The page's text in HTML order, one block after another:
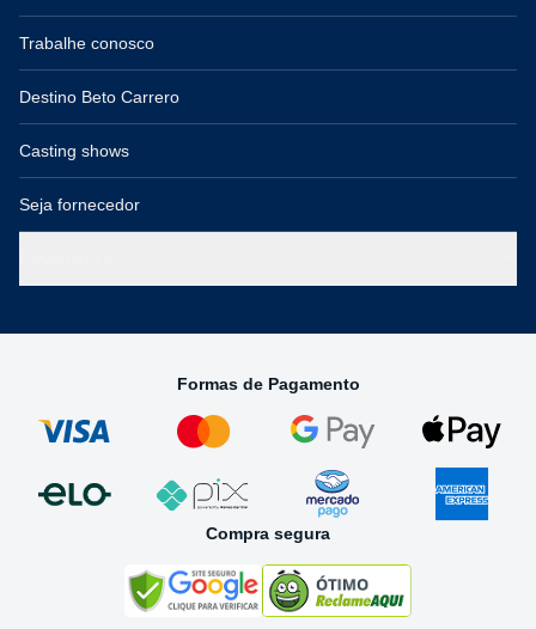
Trabalhe conosco
Destino Beto Carrero
Casting shows
Seja fornecedor
Formas de Pagamento
Compra segura